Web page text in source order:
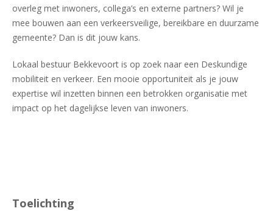
overleg met inwoners, collega’s en externe partners? Wil je
mee bouwen aan een verkeersveilige, bereikbare en duurzame
gemeente? Dan is dit jouw kans.
Lokaal bestuur Bekkevoort is op zoek naar een Deskundige
mobiliteit en verkeer. Een mooie opportuniteit als je jouw
expertise wil inzetten binnen een betrokken organisatie met
impact op het dagelijkse leven van inwoners.
Toelichting